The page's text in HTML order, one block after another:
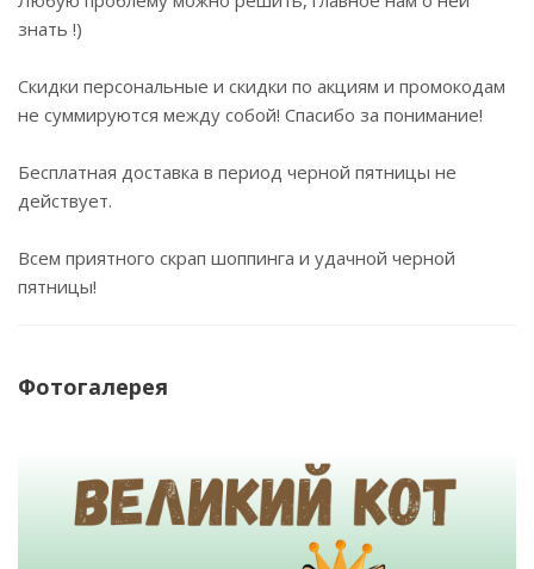
знать !)
Скидки персональные и скидки по акциям и промокодам
не суммируются между собой! Спасибо за понимание!
Бесплатная доставка в период черной пятницы не
действует.
Всем приятного скрап шоппинга и удачной черной
пятницы!
Фотогалерея